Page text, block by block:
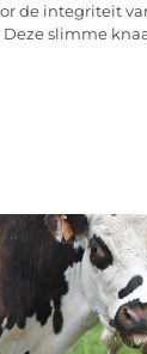
de integriteit
Deze slimme